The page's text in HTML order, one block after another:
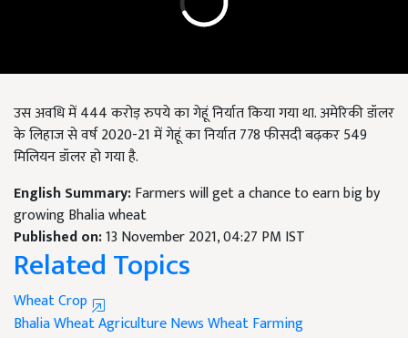
उस अवधि में 444 करोड़ रुपये का गेहूं निर्यात किया गया था. अमेरिकी डॉलर
के लिहाज से वर्ष 2020-21 में गेहूं का निर्यात 778 फीसदी बढ़कर 549
मिलियन डॉलर हो गया है.
English Summary:Farmers will get a chance to earn big by
growing Bhalia wheat
Published on:13 November 2021, 04:27 PM IST
Related Topics
Wheat Crop
Bhalia WheatAgriculture NewsWheat Farming